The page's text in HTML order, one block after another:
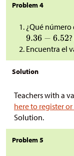
Problem 4
¿Qué número
Encuentra el
Solution
Teachers with a
here to register
Solution.
Problem 5